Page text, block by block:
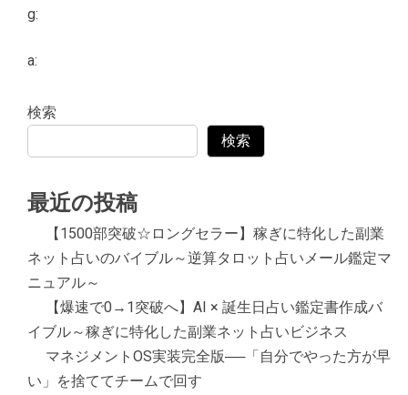
g:
a:
検索
検索
最近の投稿
【1500部突破☆ロングセラー】稼ぎに特化した副業
ネット占いのバイブル～逆算タロット占いメール鑑定マ
ニュアル～
【爆速で0→1突破へ】AI × 誕生日占い鑑定書作成バ
イブル～稼ぎに特化した副業ネット占いビジネス
マネジメントOS実装完全版──「自分でやった方が早
い」を捨ててチームで回す